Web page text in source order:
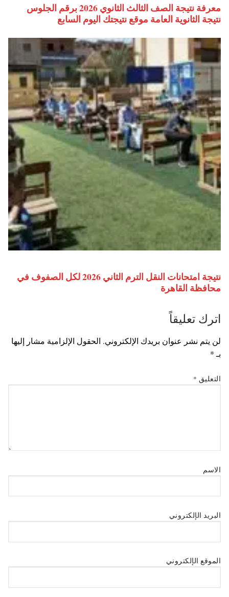
معرفة نتيجة الصف الثالث الثانوي 2026 برقم الجلوس
نتيجة الثانوية العامة موقع نتيجتك اليوم السابع
نتيجة امتحانات النقل الترم الثاني 2026 لكل الصفوف في
محافظة القاهرة
اترك تعليقاً
لن يتم نشر عنوان بريدك الإلكتروني. الحقول الإلزامية مشار إليها
بـ*
التعليق *
الاسم
البريد الإلكتروني
الموقع الإلكتروني